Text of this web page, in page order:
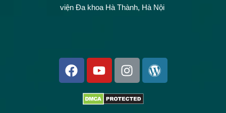
viện Đa khoa Hà Thành, Hà Nội